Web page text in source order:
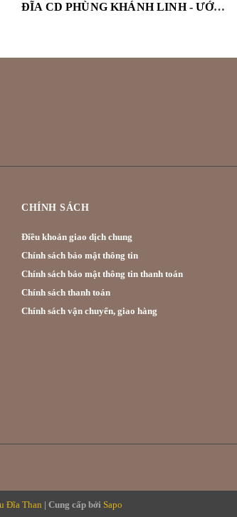
ĐĨA CD PHÙNG KHÁNH LINH - ƯỚC ANH TAN NÁT CON TIM (CD SINGLE)
CHÍNH SÁCH
Điều khoản giao dịch chung
Chính sách bảo mật thông tin
Chính sách bảo mật thông tin thanh toán
Chính sách thanh toán
Chính sách vận chuyển, giao hàng
Đĩa Than | Cung cấp bởi Sapo